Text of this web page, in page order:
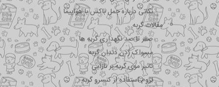
نکاتی درباره جمل باکس با هواپیما
مقالات گربه
صفر تا صد نگهداری گربه ها
مسواک زدن دندان گربه
تاثیر موی گربه بر نازایی
لزوم استفاده از کنسرو گربه